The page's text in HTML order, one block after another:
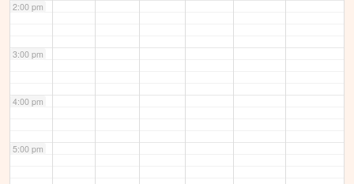
2:00 pm
3:00 pm
4:00 pm
5:00 pm